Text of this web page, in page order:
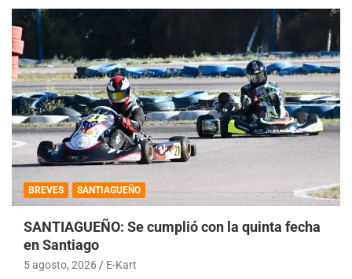
BREVES SANTIAGUEÑO
SANTIAGUEÑO: Se cumplió con la quinta fecha
en Santiago
5 agosto, 2026 E-Kart